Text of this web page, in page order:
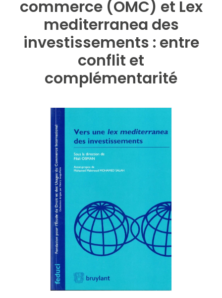
commerce (OMC) et Lex
mediterranea des
investissements : entre
conflit et
complémentarité